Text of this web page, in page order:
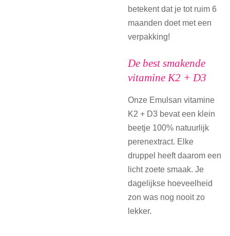
betekent dat je tot ruim 6
maanden doet met een
verpakking!
De best smakende
vitamine K2 + D3
Onze Emulsan vitamine
K2 + D3 bevat een klein
beetje 100% natuurlijk
perenextract. Elke
druppel heeft daarom een
licht zoete smaak. Je
dagelijkse hoeveelheid
zon was nog nooit zo
lekker.